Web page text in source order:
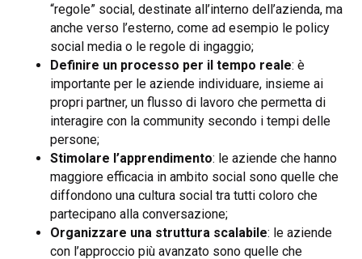
“regole” social, destinate all’interno dell’azienda, ma
anche verso l’esterno, come ad esempio le policy
social media o le regole di ingaggio;
Definire un processo per il tempo reale: è
importante per le aziende individuare, insieme ai
propri partner, un flusso di lavoro che permetta di
interagire con la community secondo i tempi delle
persone;
Stimolare l’apprendimento: le aziende che hanno
maggiore efficacia in ambito social sono quelle che
diffondono una cultura social tra tutti coloro che
partecipano alla conversazione;
Organizzare una struttura scalabile: le aziende
con l’approccio più avanzato sono quelle che